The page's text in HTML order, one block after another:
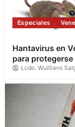
Especiales
Hantavirus en
para
Lcdo. Wuillians